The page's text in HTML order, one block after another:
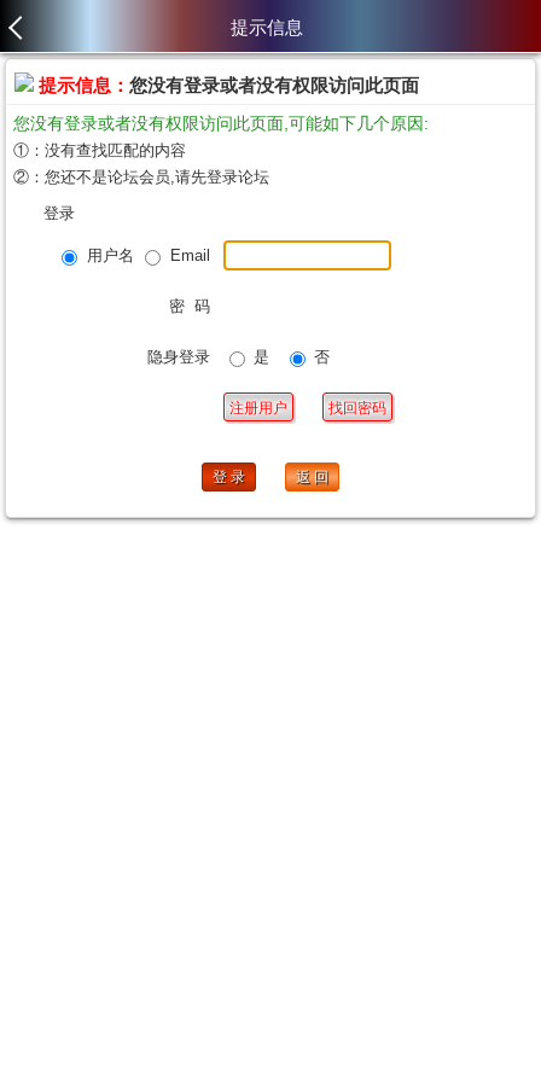
提示信息
提示信息： 您没有登录或者没有权限访问此页面
您没有登录或者没有权限访问此页面,可能如下几个原因:
①：没有查找匹配的内容
②：您还不是论坛会员,请先登录论坛
登录
用户名 Email
密 码
隐身登录 是 否